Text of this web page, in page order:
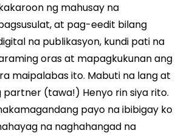
ng mahusay na
at pag-eedit bilang
na publikasyon, kundi pati na
oras at mapagkukunan ang
maipalabas ito. Mabuti na lang at
partner (tawa!) Henyo rin siya rito.
payo na ibibigay ko
na naghahangad na